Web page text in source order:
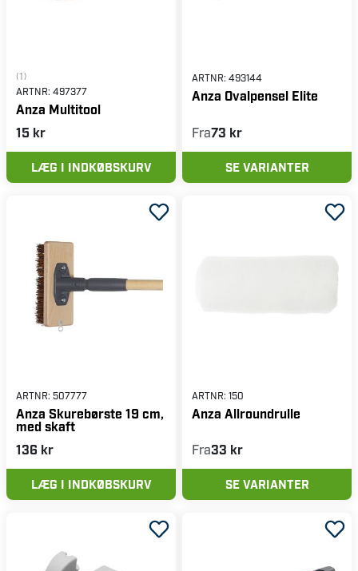
(1)
ARTNR: 497377
Anza Multitool
15 kr
LÆG I INDKØBSKURV
ARTNR: 493144
Anza Ovalpensel Elite
Fra73 kr
SE VARIANTER
ARTNR: 507777
Anza Skurebørste 19 cm,
med skaft
136 kr
LÆG I INDKØBSKURV
ARTNR: 150
Anza Allroundrulle
Fra33 kr
SE VARIANTER